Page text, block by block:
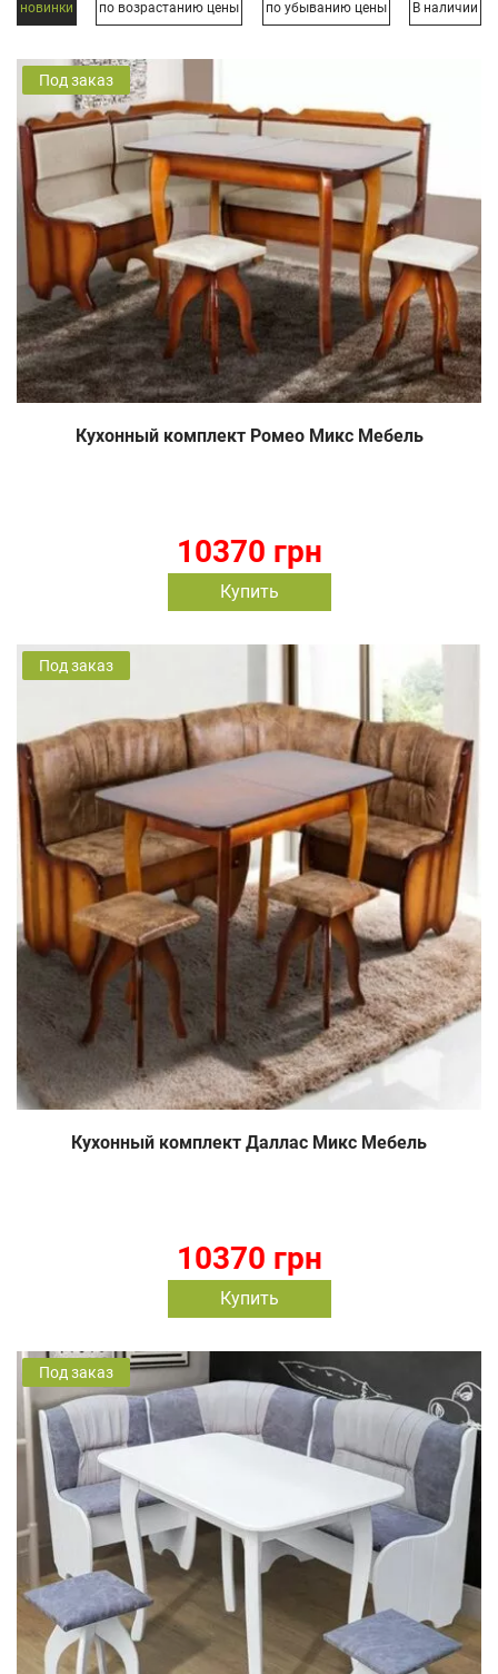
новинки по возрастанию цены по убыванию цены В наличии
Под заказ
Кухонный комплект Ромео Микс Мебель
10370 грн
Купить
Под заказ
Кухонный комплект Даллас Микс Мебель
10370 грн
Купить
Под заказ